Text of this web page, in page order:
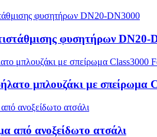
φυσητήρων DN20-
μπλουζάκι με σπείρωμα
από ανοξείδωτο ατσάλι